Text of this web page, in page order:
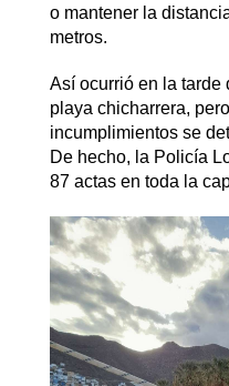
o mantener la
metros.
Así ocurrió en la tarde
playa chicharrera,
incumplimientos se
De hecho, la Policía
87 actas en toda la